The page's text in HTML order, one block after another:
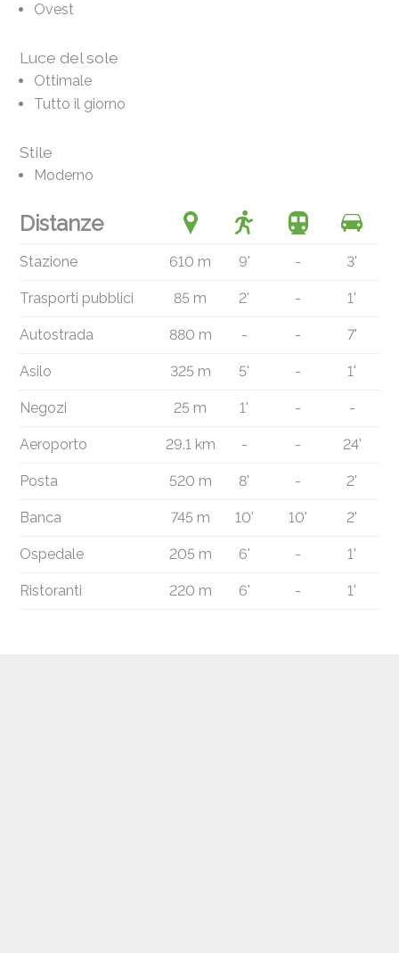
Ovest
Luce del sole
Ottimale
Tutto il giorno
Stile
Moderno
Distanze
Stazione 610 m 9' - 3'
Trasporti pubblici 85 m 2' - 1'
Autostrada 880 m - - 7'
Asilo 325 m 5' - 1'
Negozi 25 m 1' - -
Aeroporto 29.1 km - - 24'
Posta 520 m 8' - 2'
Banca 745 m 10' 10' 2'
Ospedale 205 m 6' - 1'
Ristoranti 220 m 6' - 1'